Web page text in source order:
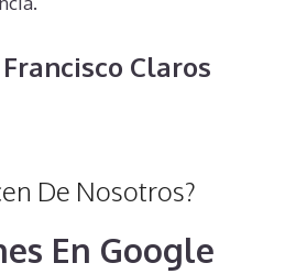
Claros
De Nosotros?
En Google